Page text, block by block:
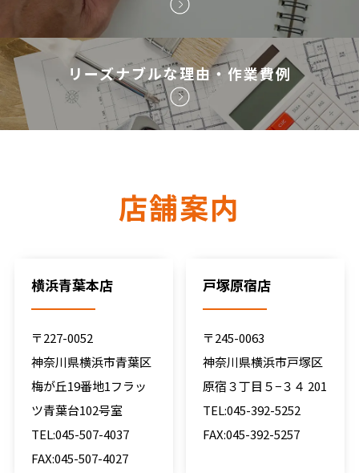
リーズナブルな理由・作業費例
店舗案内
横浜青葉本店
〒227-0052
神奈川県横浜市青葉区
梅が丘19番地1フラッ
ツ青葉台102号室
TEL:045-507-4037
FAX:045-507-4027
戸塚原宿店
〒245-0063
神奈川県横浜市戸塚区
原宿３丁目５−３４ 201
TEL:045-392-5252
FAX:045-392-5257